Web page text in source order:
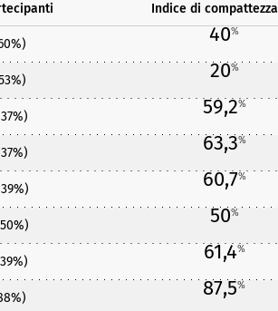
Indice di compattezza
40%
20%
59,2%
63,3%
60,7%
50%
61,4%
87,5%